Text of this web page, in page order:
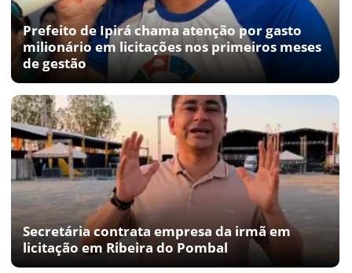
Prefeito de Ipirá chama atenção por gasto
milionário em licitações nos primeiros meses
de gestão
Secretária contrata empresa da irmã em
licitação em Ribeira do Pombal